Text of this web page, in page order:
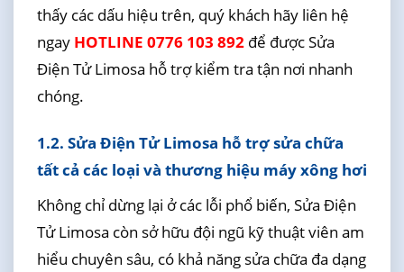
thấy các dấu hiệu trên, quý khách hãy liên hệ
ngay HOTLINE 0776 103 892để được Sửa
Điện Tử Limosa hỗ trợ kiểm tra tận nơi nhanh
chóng.
1.2. Sửa Điện Tử Limosa hỗ trợ sửa chữa
tất cả các loại và thương hiệu máy xông hơi
Không chỉ dừng lại ở các lỗi phổ biến, Sửa Điện
Tử Limosa còn sở hữu đội ngũ kỹ thuật viên am
hiểu chuyên sâu, có khả năng sửa chữa đa dạng